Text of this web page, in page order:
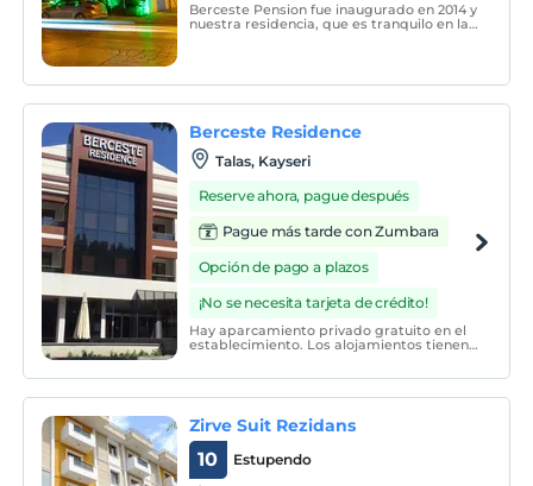
Berceste Pension fue inaugurado en 2014 y
nuestra residencia, que es tranquilo en la
transporte; Hay 20 1 + 1 suites y 4 2 + 1
Berceste Residence
Talas, Kayseri
Reserve ahora, pague después
Pague más tarde con Zumbara
Opción de pago a plazos
¡No se necesita tarjeta de crédito!
Hay aparcamiento privado gratuito en el
establecimiento. Los alojamientos tienen
También se proporcionan toallas.
Zirve Suit Rezidans
Estupendo
10